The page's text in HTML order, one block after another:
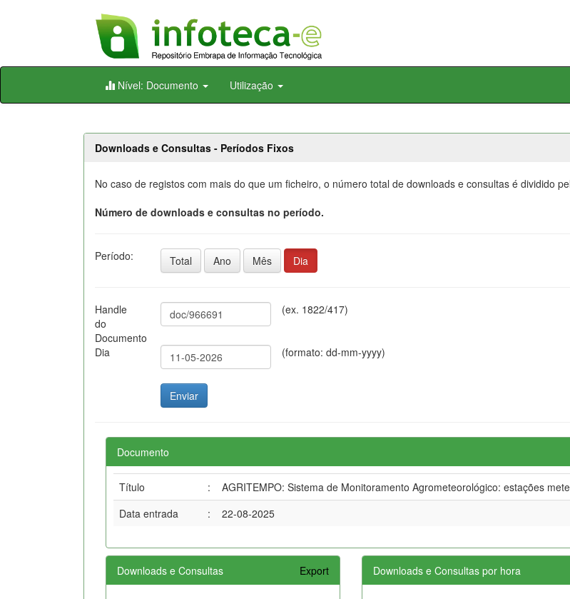
Skip
Nível: Documento Utilização
Downloads e Consultas - Períodos Fixos
No caso de registos com mais do que um ficheiro, o número total de downloads e consultas é dividido
Número de downloads e consultas no período.
Período: Total Ano Mês Dia
Handle
do
Documento
(ex. 1822/417)
Dia (formato: dd-mm-yyyy)
Documento
Título :
AGRITEMPO: Sistema de Monitoramento Agrometeorológico: estações
Data entrada
: 22-08-2025
Downloads e Consultas Export Downloads e Consultas por hora